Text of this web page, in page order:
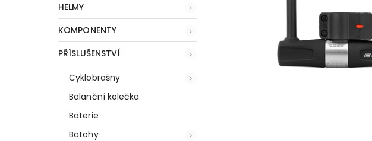
HELMY
KOMPONENTY
PŘÍSLUŠENSTVÍ
Cyklobrašny
Balanční kolečka
Baterie
Batohy